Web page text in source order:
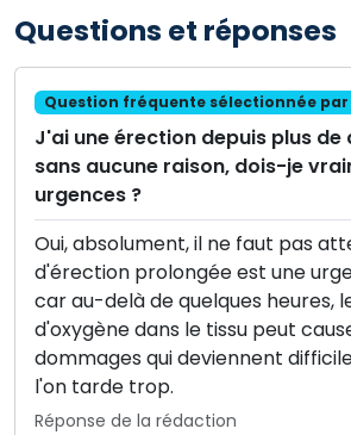
Questions et réponses
Question fréquente sélectionnée
J'ai une érection depuis plus de
sans aucune raison, dois-je
urgences ?
Oui, absolument, il ne faut pas
d'érection prolongée est une
car au-delà de quelques heures,
d'oxygène dans le tissu peut
dommages qui deviennent
l'on tarde trop.
Réponse de la rédaction